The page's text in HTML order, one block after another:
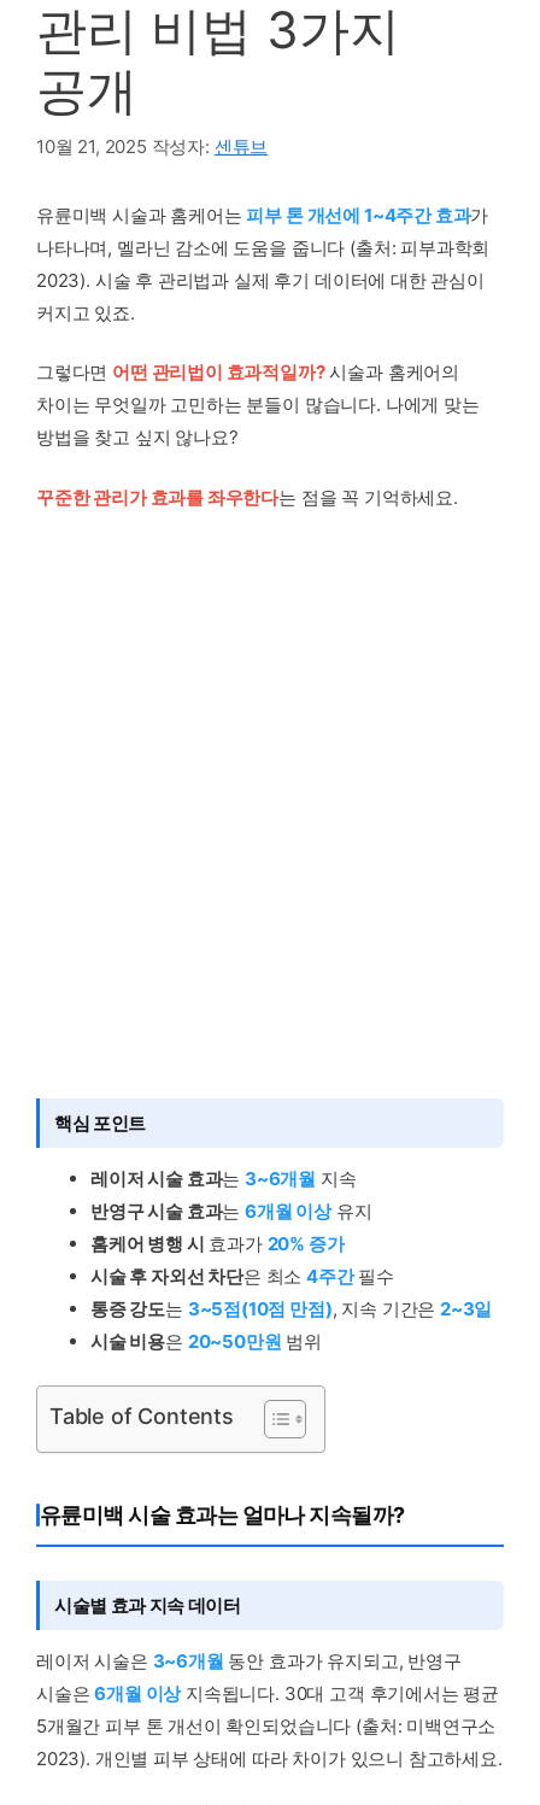
관리 비법 3가지
공개
10월 21, 2025 작성자: 센튜브
유륜미백 시술과 홈케어는피부 톤 개선에 1~4주간 효과가
나타나며, 멜라닌 감소에 도움을 줍니다 (출처: 피부과학회
2023). 시술 후 관리법과 실제 후기 데이터에 대한 관심이
커지고 있죠.
그렇다면 어떤 관리법이 효과적일까?시술과 홈케어의
차이는 무엇일까 고민하는 분들이 많습니다. 나에게 맞는
방법을 찾고 싶지 않나요?
꾸준한 관리가 효과를 좌우한다는 점을 꼭 기억하세요.
핵심 포인트
레이저 시술 효과는 3~6개월 지속
반영구 시술 효과는6개월 이상유지
홈케어 병행 시 효과가 20% 증가
시술 후 자외선 차단은 최소4주간필수
통증 강도는 3~5점(10점 만점), 지속 기간은 2~3일
시술 비용은 20~50만원 범위
Table of Contents
유륜미백 시술 효과는 얼마나 지속될까?
시술별 효과 지속 데이터
레이저 시술은 3~6개월 동안 효과가 유지되고, 반영구
시술은6개월 이상지속됩니다. 30대 고객 후기에서는 평균
5개월간 피부 톤 개선이 확인되었습니다 (출처: 미백연구소
2023). 개인별 피부 상태에 따라 차이가 있으니 참고하세요.